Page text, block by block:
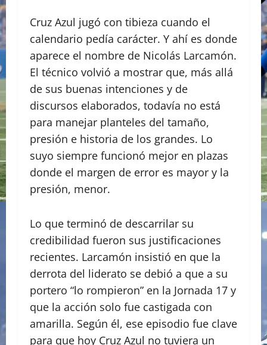
Cruz Azul jugó con tibieza cuando el
calendario pedía carácter. Y ahí es donde
aparece el nombre de Nicolás Larcamón.
El técnico volvió a mostrar que, más allá
de sus buenas intenciones y de
discursos elaborados, todavía no está
para manejar planteles del tamaño,
presión e historia de los grandes. Lo
suyo siempre funcionó mejor en plazas
donde el margen de error es mayor y la
presión, menor.
Lo que terminó de descarrilar su
credibilidad fueron sus justificaciones
recientes. Larcamón insistió en que la
derrota del liderato se debió a que a su
portero “lo rompieron” en la Jornada 17 y
que la acción solo fue castigada con
amarilla. Según él, ese episodio fue clave
para que hoy Cruz Azul no tuviera un